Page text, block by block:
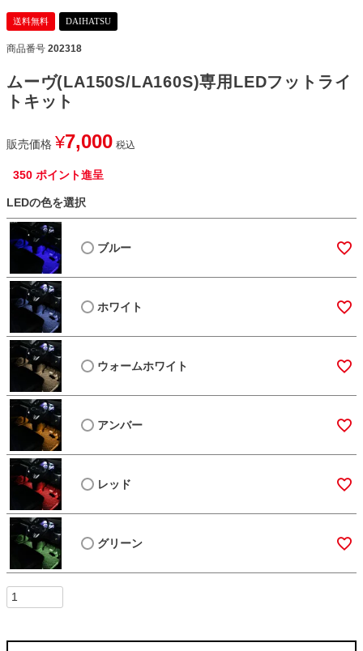
送料無料 DAIHATSU
商品番号 202318
ムーヴ(LA150S/LA160S)専用LEDフットライ
トキット
販売価格 ¥7,000 税込
350 ポイント進呈
LEDの色を選択
ブルー
ホワイト
ウォームホワイト
アンバー
レッド
グリーン